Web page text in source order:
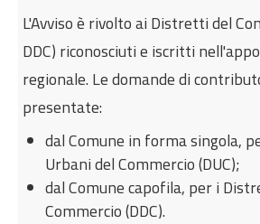
L'Avviso è rivolto ai Distretti del
DDC) riconosciuti e iscritti
regionale. Le domande di
presentate:
dal Comune in forma singola,
Urbani del Commercio (DUC);
dal Comune capofila, per i
Commercio (DDC).